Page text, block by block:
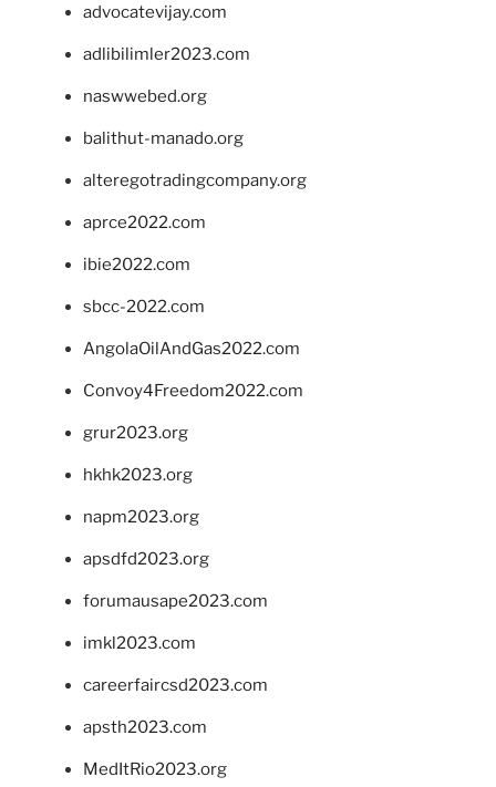
advocatevijay.com
adlibilimler2023.com
naswwebed.org
balithut-manado.org
alteregotradingcompany.org
aprce2022.com
ibie2022.com
sbcc-2022.com
AngolaOilAndGas2022.com
Convoy4Freedom2022.com
grur2023.org
hkhk2023.org
napm2023.org
apsdfd2023.org
forumausape2023.com
imkl2023.com
careerfaircsd2023.com
apsth2023.com
MedItRio2023.org